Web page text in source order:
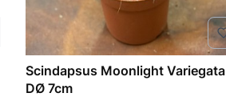
Scindapsus Moonlight Variegata
DØ 7cm